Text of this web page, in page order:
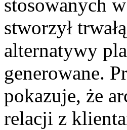
stosowanych
stworzył
alternatywy
generowane.
pokazuje, że
relacji z